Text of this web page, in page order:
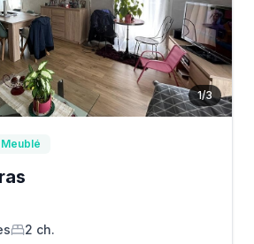
1/3
Meublé
s 2 ch.